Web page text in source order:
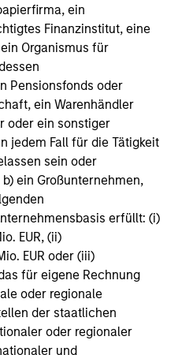
ein
Finanzinstitut, eine
Organismus für
Pensionsfonds oder
ein Warenhändler
oder ein sonstiger
jedem Fall für die Tätigkeit
sein oder
ein Großunternehmen,
erfüllt: (i)
EUR, (ii)
EUR oder (iii)
für eigene Rechnung
oder regionale
der staatlichen
oder regionaler
und
Backed
durch gewerbliche
sind und von
oder Ginnie Mae oder
Regierung
sponsored
Bundesbehörde
Backed Securities
besicherte
Mae, Freddie
einem sonstigen von